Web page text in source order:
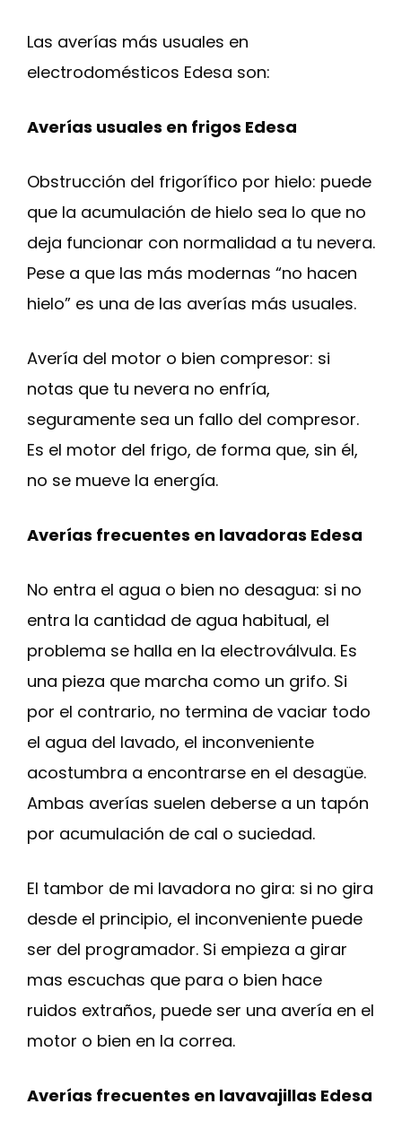
Las averías más usuales en
electrodomésticos Edesa son:
Averías usuales en frigos Edesa
Obstrucción del frigorífico por hielo: puede
que la acumulación de hielo sea lo que no
deja funcionar con normalidad a tu nevera.
Pese a que las más modernas “no hacen
hielo” es una de las averías más usuales.
Avería del motor o bien compresor: si
notas que tu nevera no enfría,
seguramente sea un fallo del compresor.
Es el motor del frigo, de forma que, sin él,
no se mueve la energía.
Averías frecuentes en lavadoras Edesa
No entra el agua o bien no desagua: si no
entra la cantidad de agua habitual, el
problema se halla en la electroválvula. Es
una pieza que marcha como un grifo. Si
por el contrario, no termina de vaciar todo
el agua del lavado, el inconveniente
acostumbra a encontrarse en el desagüe.
Ambas averías suelen deberse a un tapón
por acumulación de cal o suciedad.
El tambor de mi lavadora no gira: si no gira
desde el principio, el inconveniente puede
ser del programador. Si empieza a girar
mas escuchas que para o bien hace
ruidos extraños, puede ser una avería en el
motor o bien en la correa.
Averías frecuentes en lavavajillas Edesa